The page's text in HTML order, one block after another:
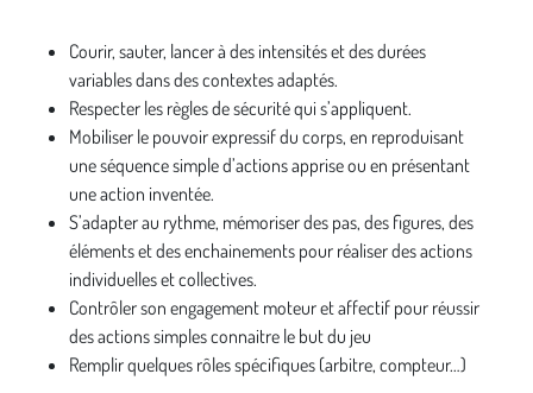
Courir, sauter, lancer à des intensités et des durées
variables dans des contextes adaptés.
Respecter les règles de sécurité qui s’appliquent.
Mobiliser le pouvoir expressif du corps, en reproduisant
une séquence simple d’actions apprise ou en présentant
une action inventée.
S’adapter au rythme, mémoriser des pas, des figures, des
éléments et des enchainements pour réaliser des actions
individuelles et collectives.
Contrôler son engagement moteur et affectif pour réussir
des actions simples connaitre le but du jeu
Remplir quelques rôles spécifiques (arbitre, compteur…)